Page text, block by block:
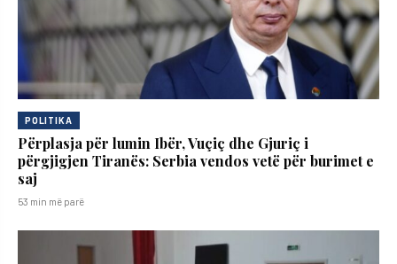
POLITIKA
Përplasja për lumin Ibër, Vuçiç dhe Gjuriç i
përgjigjen Tiranës: Serbia vendos vetë për burimet e
saj
53 min më parë